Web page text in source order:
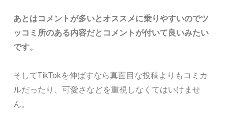
あとはコメントが多いとオススメに乗りやすいのでツ
ッコミ所のある内容だとコメントが付いて良いみたい
です。
そしてTikTokを伸ばすなら真面目な投稿よりもコミカ
ルだったり、可愛さなどを重視しなくてはいけませ
ん。